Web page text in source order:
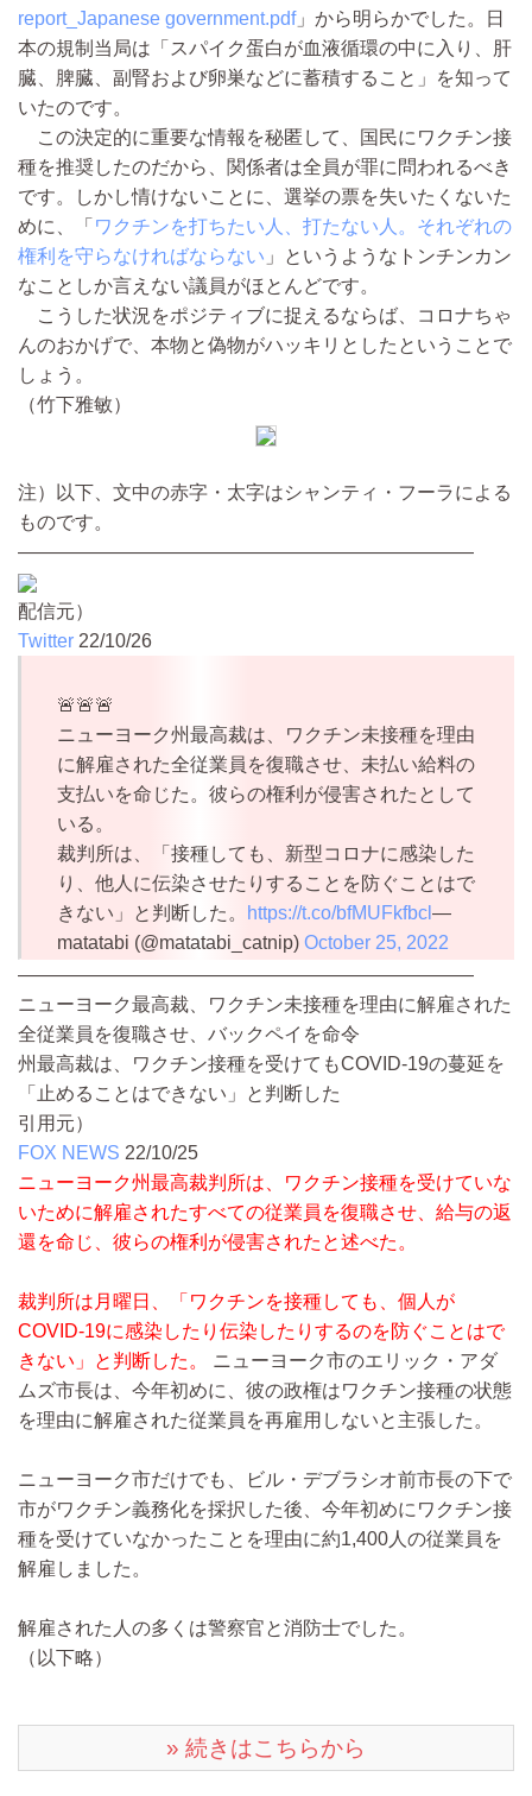
report_Japanese government.pdf」から明らかでした。日
本の規制当局は「スパイク蛋白が血液循環の中に入り、肝
臓、脾臓、副腎および卵巣などに蓄積すること」を知って
いたのです。
この決定的に重要な情報を秘匿して、国民にワクチン接
種を推奨したのだから、関係者は全員が罪に問われるべき
です。しかし情けないことに、選挙の票を失いたくないた
めに、「 ワクチンを打ちたい人、打たない人。それぞれの
権利を守らなければならない 」というようなトンチンカン
なことしか言えない議員がほとんどです。
こうした状況をポジティブに捉えるならば、コロナちゃ
んのおかげで、本物と偽物がハッキリとしたということで
しょう。
（竹下雅敏）
注）以下、文中の赤字・太字はシャンティ・フーラによる
ものです。
————————————————————————
配信元）
Twitter 22/10/26
🚨🚨🚨
ニューヨーク州最高裁は、ワクチン未接種を理由
に解雇された全従業員を復職させ、未払い給料の
支払いを命じた。彼らの権利が侵害されたとして
いる。
裁判所は、「接種しても、新型コロナに感染した
り、他人に伝染させたりすることを防ぐことはで
きない」と判断した。
https://t.co/bfMUFkfbcl —
matatabi (@matatabi_catnip) October 25, 2022
————————————————————————
ニューヨーク最高裁、ワクチン未接種を理由に解雇された
全従業員を復職させ、バックペイを命令
州最高裁は、ワクチン接種を受けてもCOVID-19の蔓延を
「止めることはできない」と判断した
引用元）
FOX NEWS 22/10/25
ニューヨーク州最高裁判所は、ワクチン接種を受けていな
いために解雇されたすべての従業員を復職させ、給与の返
還を命じ、彼らの権利が侵害されたと述べた。
裁判所は月曜日、「ワクチンを接種しても、個人が
COVID-19に感染したり伝染したりするのを防ぐことはで
きない」と判断した。
ニューヨーク市のエリック・アダ
ムズ市長は、今年初めに、彼の政権はワクチン接種の状態
を理由に解雇された従業員を再雇用しないと主張した。
ニューヨーク市だけでも、ビル・デブラシオ前市長の下で
市がワクチン義務化を採択した後、今年初めにワクチン接
種を受けていなかったことを理由に約1,400人の従業員を
解雇しました。
解雇された人の多くは警察官と消防士でした。
（以下略）
» 続きはこちらから